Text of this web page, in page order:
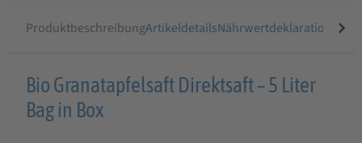
ProduktbeschreibungArtikeldetailsNährwertdeklaration
Produktbeschreibung
für
Bio Granatapfelsaft Direktsaft – 5 Liter
Bag in Box